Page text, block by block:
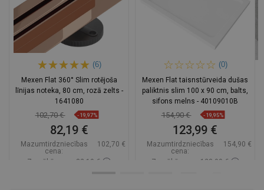
(6)
Mexen Flat 360° Slim rotējoša
līnijas noteka, 80 cm, rozā zelts -
1641080
102,70 € -19,97%
82,19 €
Mazumtirdzniecības
cena:
102,70 €
Zemākā cena: 82,19 €
(0)
Mexen Flat taisnstūrveida dušas
paliktnis slim 100 x 90 cm, balts,
sifons melns - 40109010B
154,90 € -19,95%
123,99 €
Mazumtirdzniecības
cena:
154,90 €
Zemākā cena: 123,99 €